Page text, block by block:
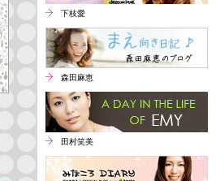
下枝愛
森田麻恵
田村笑美